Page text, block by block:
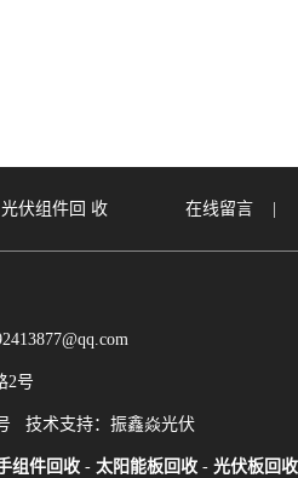
光伏组件回 收 在线留言
2号
技术支持：振鑫焱光伏
组件回收 - 太阳能板回收 - 光伏板回收